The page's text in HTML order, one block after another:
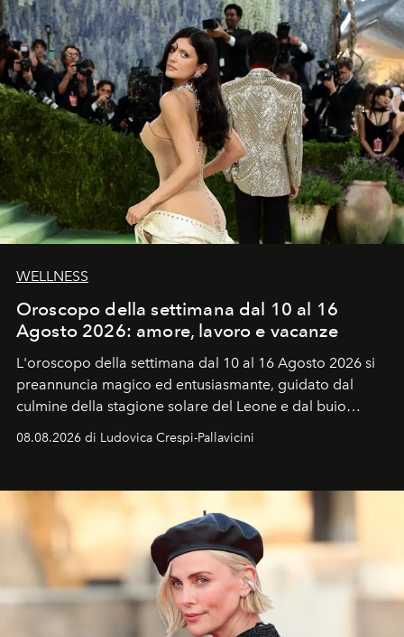
WELLNESS
Oroscopo della settimana dal 10 al 16
Agosto 2026: amore, lavoro e vacanze
L'oroscopo della settimana dal 10 al 16 Agosto 2026 si
preannuncia magico ed entusiasmante, guidato dal
culmine della stagione solare del Leone e dal buio
ideale per la notte delle Perseidi.
08.08.2026 di Ludovica Crespi-Pallavicini